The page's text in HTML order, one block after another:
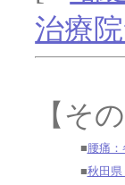
治療
【そ
■腰痛
■秋田県